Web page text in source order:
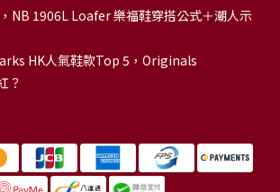
NB 1906L Loafer 樂福鞋穿搭公式＋潮人示
HK人氣鞋款Top 5，Originals
？